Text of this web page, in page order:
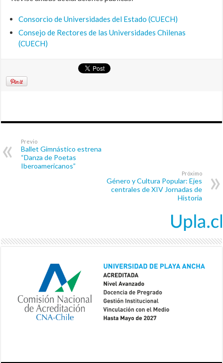
Consorcio de Universidades del Estado (CUECH)
Consejo de Rectores de las Universidades Chilenas
(CUECH)
Previo
Ballet Gimnástico estrena
“Danza de Poetas
Iberoamericanos”
Próximo
Género y Cultura Popular: Ejes
centrales de XIV Jornadas de
Historia